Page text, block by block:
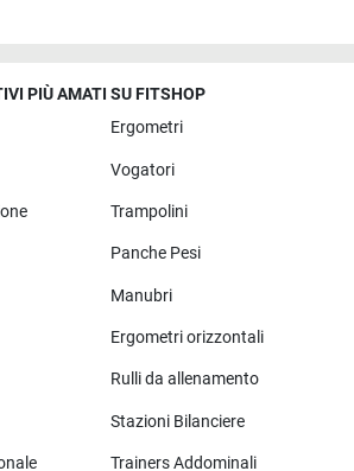
PIÙ AMATI SU FITSHOP
Ergometri
Vogatori
Trampolini
Panche Pesi
Manubri
Ergometri orizzontali
Rulli da allenamento
Stazioni Bilanciere
Trainers Addominali